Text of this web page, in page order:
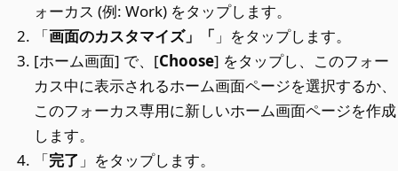
ォーカス (例: Work) をタップします。
「画面のカスタマイズ」「 」をタップします。
[ホーム画面] で、[Choose] をタップし、このフォー
カス中に表示されるホーム画面ページを選択するか、
このフォーカス専用に新しいホーム画面ページを作成
します。
「完了 」をタップします。